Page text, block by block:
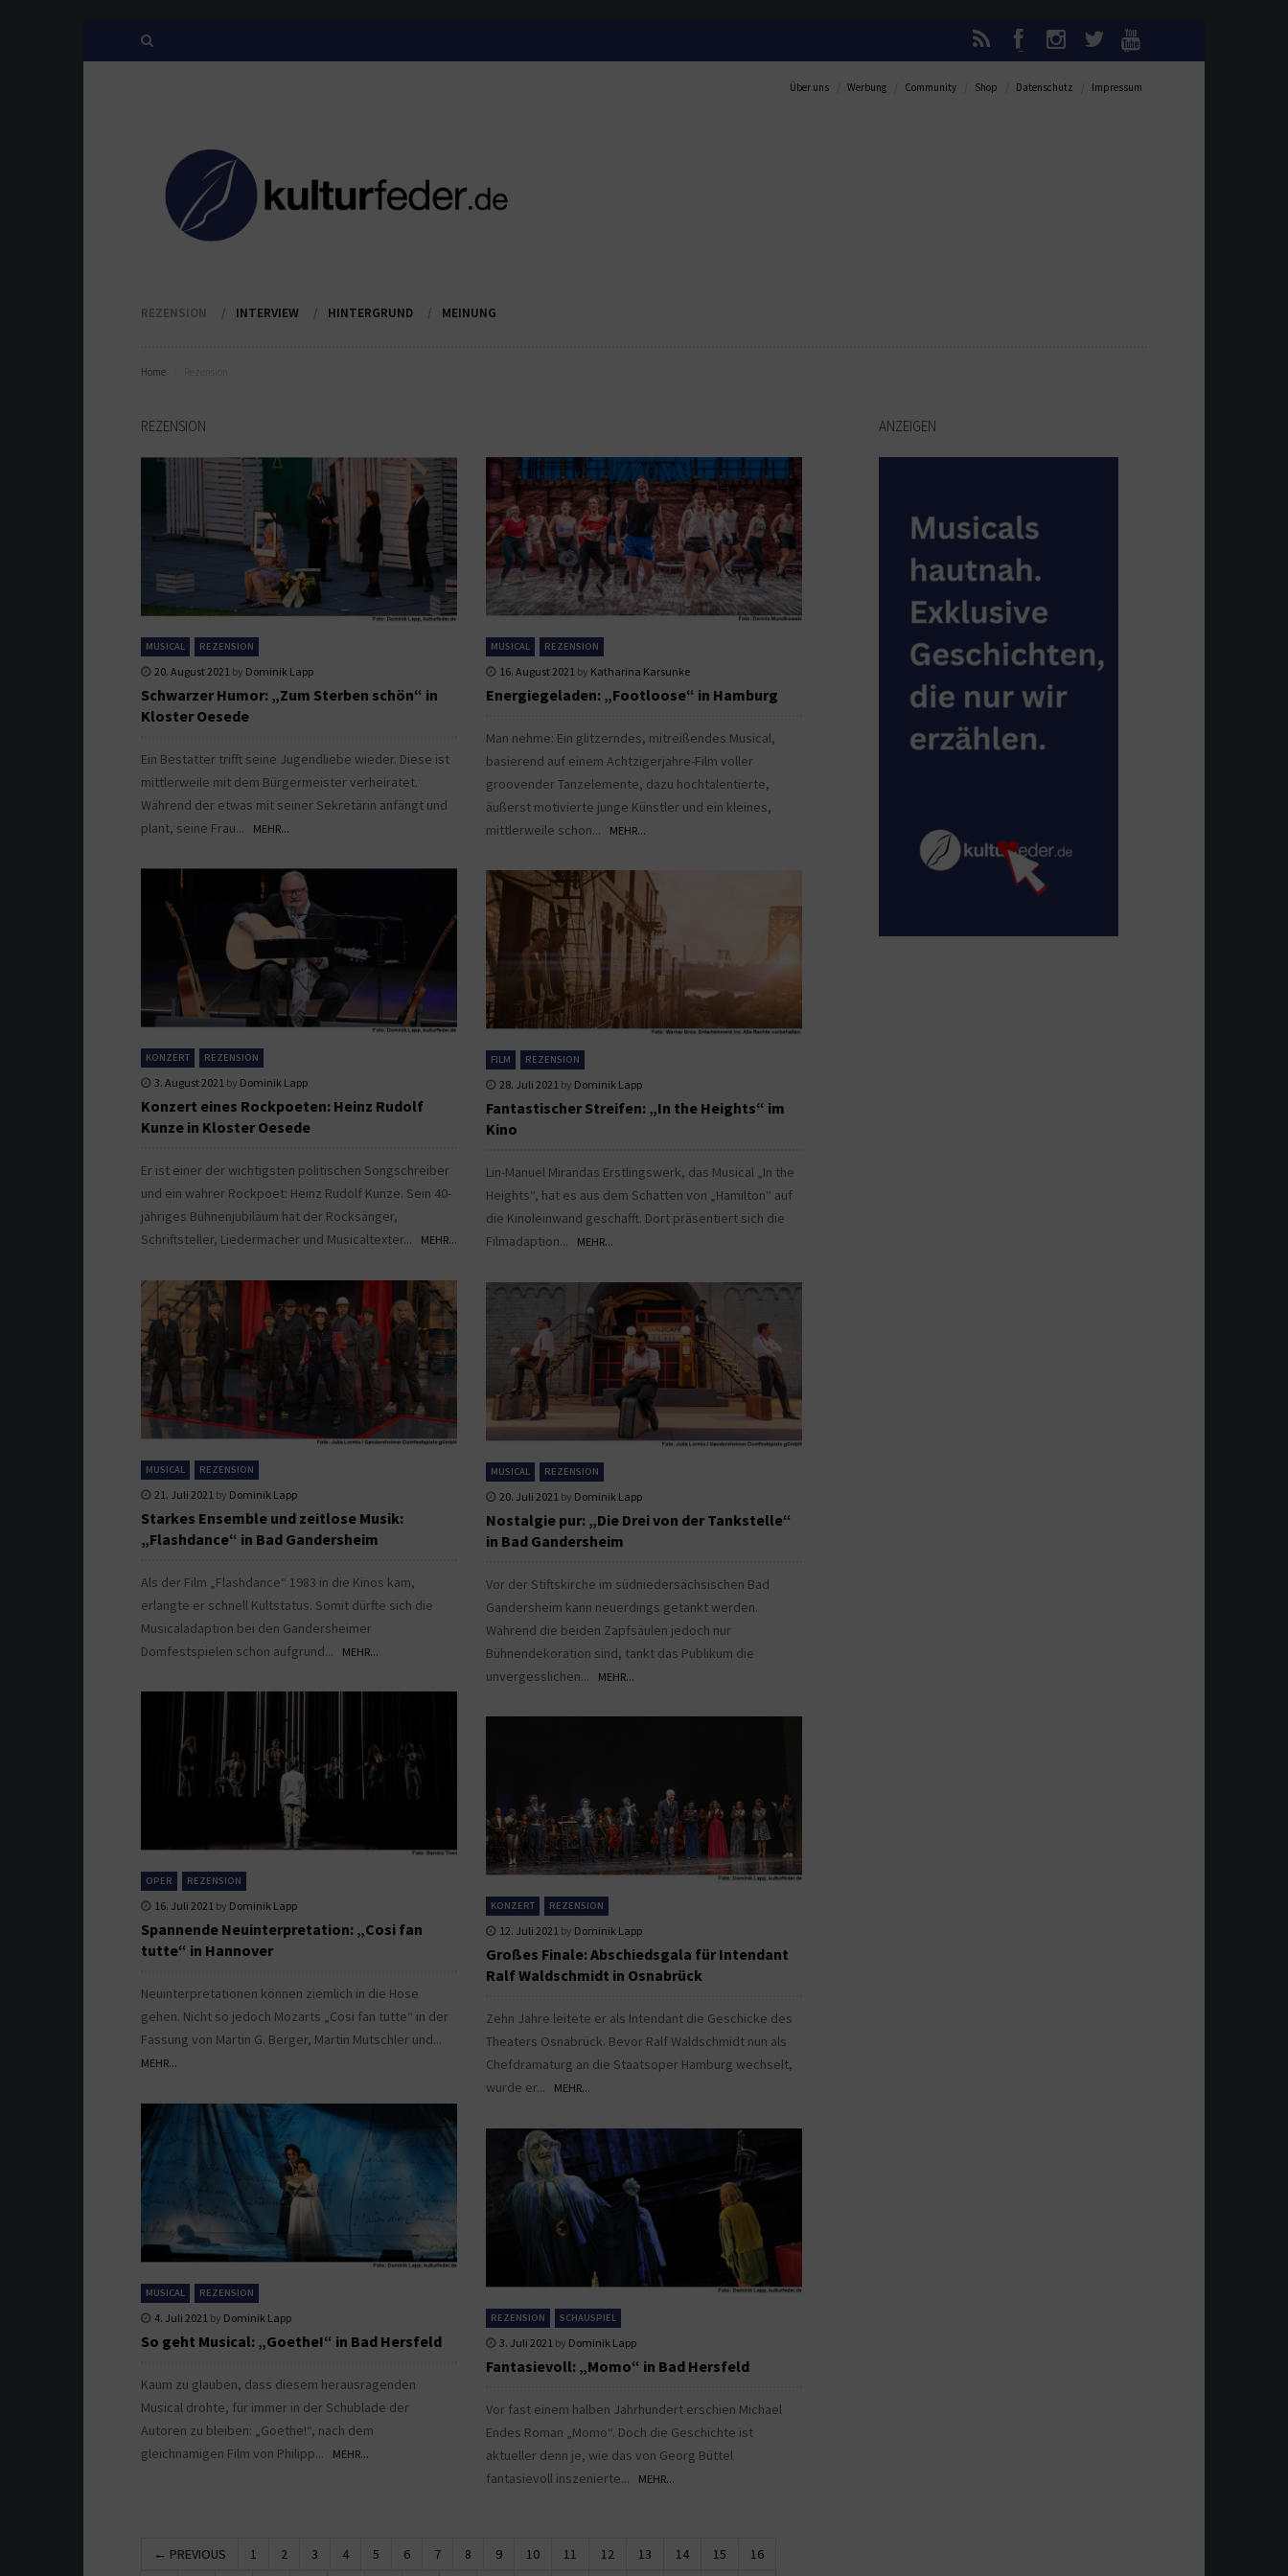
Über uns Werbung Community Shop Datenschutz Impressum
REZENSION INTERVIEW HINTERGRUND MEINUNG
Home
REZENSION
MUSICAL REZENSION
20. August 2021 by Dominik Lapp
Schwarzer Humor: „Zum Sterben schön“ in
Kloster Oesede
Ein Bestatter trifft seine Jugendliebe wieder. Diese ist
mittlerweile mit dem Bürgermeister verheiratet.
Während der etwas mit seiner Sekretärin anfängt und
plant, seine Frau...
MEHR...
MUSICAL REZENSION
16. August 2021 by Katharina Karsunke
Energiegeladen: „Footloose“ in Hamburg
Man nehme: Ein glitzerndes, mitreißendes Musical,
basierend auf einem Achtzigerjahre-Film voller
groovender Tanzelemente, dazu hochtalentierte,
äußerst motivierte junge Künstler und ein kleines,
mittlerweile schon...
MEHR...
KONZERT REZENSION
3. August 2021 by Dominik Lapp
Konzert eines Rockpoeten: Heinz Rudolf
Kunze in Kloster Oesede
Er ist einer der wichtigsten politischen Songschreiber
und ein wahrer Rockpoet: Heinz Rudolf Kunze. Sein 40-
jähriges Bühnenjubiläum hat der Rocksänger,
Schriftsteller, Liedermacher und Musicaltexter...
MEHR...
FILM REZENSION
28. Juli 2021 by Dominik Lapp
Fantastischer Streifen: „In the Heights“ im
Kino
Lin-Manuel Mirandas Erstlingswerk, das Musical „In the
Heights“, hat es aus dem Schatten von „Hamilton“ auf
die Kinoleinwand geschafft. Dort präsentiert sich die
Filmadaption...
MEHR...
MUSICAL REZENSION
21. Juli 2021 by Dominik Lapp
Starkes Ensemble und zeitlose Musik:
„Flashdance“ in Bad Gandersheim
Als der Film „Flashdance“ 1983 in die Kinos kam,
erlangte er schnell Kultstatus. Somit dürfte sich die
Musicaladaption bei den Gandersheimer
Domfestspielen schon aufgrund...
MEHR...
MUSICAL REZENSION
20. Juli 2021 by Dominik Lapp
Nostalgie pur: „Die Drei von der Tankstelle“
in Bad Gandersheim
Vor der Stiftskirche im südniedersächsischen Bad
Gandersheim kann neuerdings getankt werden.
Während die beiden Zapfsäulen jedoch nur
Bühnendekoration sind, tankt das Publikum die
unvergesslichen...
MEHR...
OPER REZENSION
16. Juli 2021 by Dominik Lapp
Spannende Neuinterpretation: „Cosi fan
tutte“ in Hannover
Neuinterpretationen können ziemlich in die Hose
gehen. Nicht so jedoch Mozarts „Cosi fan tutte“ in der
Fassung von Martin G. Berger, Martin Mutschler und...
MEHR...
KONZERT REZENSION
12. Juli 2021 by Dominik Lapp
Großes Finale: Abschiedsgala für Intendant
Ralf Waldschmidt in Osnabrück
Zehn Jahre leitete er als Intendant die Geschicke des
Theaters Osnabrück. Bevor Ralf Waldschmidt nun als
Chefdramaturg an die Staatsoper Hamburg wechselt,
wurde er...
MEHR...
MUSICAL REZENSION
4. Juli 2021 by Dominik Lapp
So geht Musical: „Goethe!“ in Bad Hersfeld
Kaum zu glauben, dass diesem herausragenden
Musical drohte, für immer in der Schublade der
Autoren zu bleiben: „Goethe!“, nach dem
gleichnamigen Film von Philipp...
MEHR...
REZENSION SCHAUSPIEL
3. Juli 2021 by Dominik Lapp
Fantasievoll: „Momo“ in Bad Hersfeld
Vor fast einem halben Jahrhundert erschien Michael
Endes Roman „Momo“. Doch die Geschichte ist
aktueller denn je, wie das von Georg Büttel
fantasievoll inszenierte...
MEHR...
← PREVIOUS 1 2 3 4 5 6 7 8 9 10 11 12 13 14 15 16
ANZEIGEN